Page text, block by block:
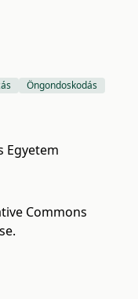
Öngondoskodás
Egyetem
Commons
.